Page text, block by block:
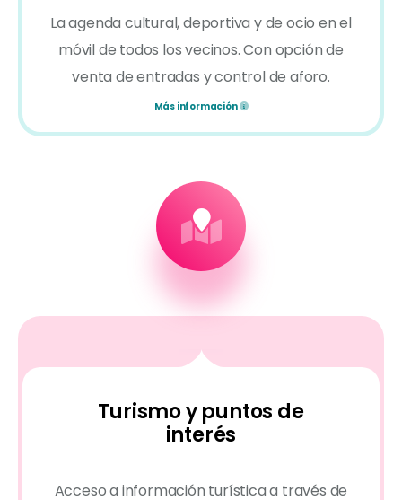
La agenda cultural, deportiva y de ocio en el
móvil de todos los vecinos. Con opción de
venta de entradas y control de aforo.
Más información
Turismo y puntos de
interés
Acceso a información turística a través de